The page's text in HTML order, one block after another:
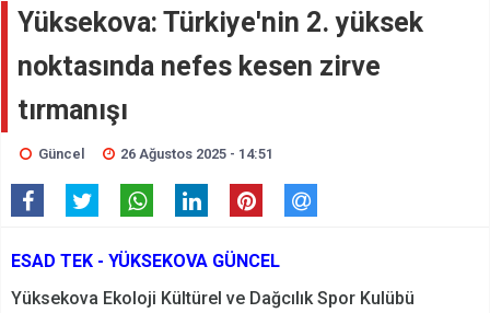
Yüksekova: Türkiye'nin 2. yüksek
noktasında nefes kesen zirve
tırmanışı
Güncel 26 Ağustos 2025 - 14:51
ESAD TEK - YÜKSEKOVA GÜNCEL
Yüksekova Ekoloji Kültürel ve Dağcılık Spor Kulübü